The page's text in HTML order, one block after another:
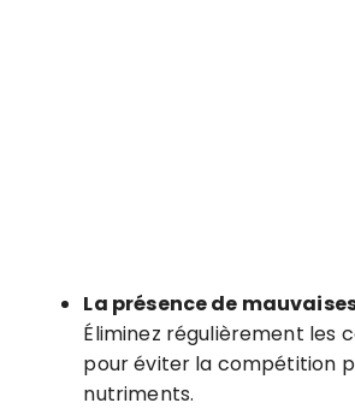
La présence de
Éliminez régulièrement les
pour éviter la compétition
nutriments.